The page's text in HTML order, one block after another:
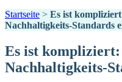
Startseite > Es ist
Nachhaltigkeits-Standards
Es ist
Nachhaltigkeits-